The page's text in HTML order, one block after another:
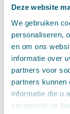
Deze website
We gebruiken
personaliseren,
en om ons
informatie over
partners voor
partners kunnen
informatie die u
verzameld op
april (13)
maart (16)
februari (19)
januari (15)
december
november
oktober (13)
september
augustus (7)